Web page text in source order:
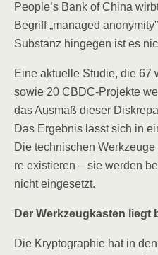
People’s Bank of Chi­na
Begriff „mana­ged
Sub­stanz hin­ge­gen ist es
Eine aktu­el­le Stu­die, die 67
sowie 20 CBDC-Pro­jek­te
das Aus­maß die­ser
Das Ergeb­nis lässt sich in
Die tech­ni­schen
re exis­tie­ren – sie wer­den
nicht eingesetzt.
Der Werk­zeug­kas­ten liegt
Die Kryp­to­gra­phie hat in